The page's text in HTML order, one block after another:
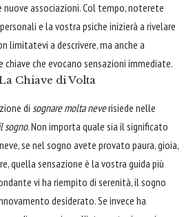
nuove associazioni. Col tempo, noterete
e la vostra psiche inizierà a rivelare
limitatevi a descrivere, ma anche a
chiave che evocano sensazioni immediate.
Chiave di Volta
di sognare molta neverisiede nelle
sogno. Non importa quale sia il significato
se nel sogno avete provato paura, gioia,
quella sensazione è la vostra guida più
vi ha riempito di serenità, il sogno
desiderato. Se invece ha